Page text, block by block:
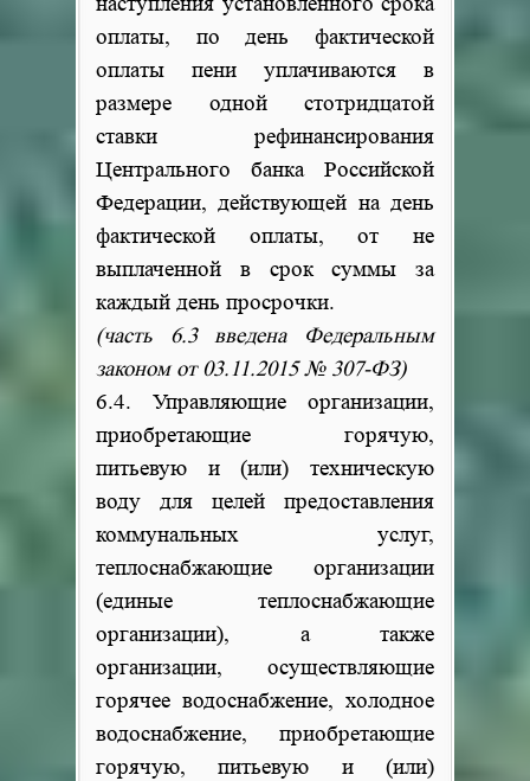
оплаты, по день фактической
оплаты пени уплачиваются в
размере одной стотридцатой
ставки рефинансирования
Центрального банка Российской
Федерации, действующей на день
фактической оплаты, от не
выплаченной в срок суммы за
каждый день просрочки.
(часть 6.3 введена Федеральным
законом от 03.11.2015 № 307-ФЗ)
6.4. Управляющие организации,
приобретающие горячую,
питьевую и (или) техническую
воду для целей предоставления
коммунальных услуг,
теплоснабжающие организации
(единые теплоснабжающие
организации), а также
организации, осуществляющие
горячее водоснабжение, холодное
водоснабжение, приобретающие
горячую, питьевую и (или)